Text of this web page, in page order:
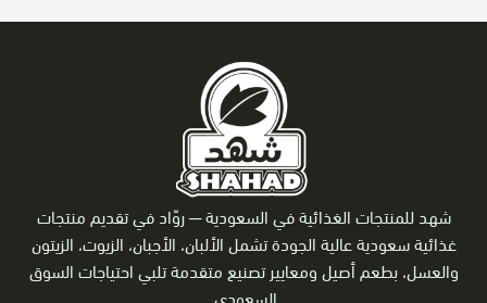
شهد للمنتجات الغذائية في السعودية ─روّاد في تقديم منتجات
غذائية سعودية عالية الجودة تشمل الألبان، الأجبان، الزيوت، الزيتون
والعسل، بطعم أصيل ومعايير تصنيع متقدمة تلبي احتياجات السوق